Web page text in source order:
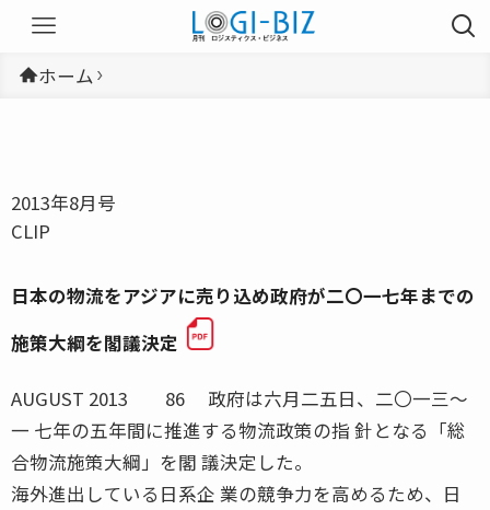
ホーム
2013年8月号
CLIP
日本の物流をアジアに売り込め政府が二〇一七年までの
施策大綱を閣議決定
AUGUST 2013 86 政府は六月二五日、二〇一三〜
一 七年の五年間に推進する物流政策の指 針となる「総
合物流施策大綱」を閣 議決定した。
海外進出している日系企 業の競争力を高めるため、日